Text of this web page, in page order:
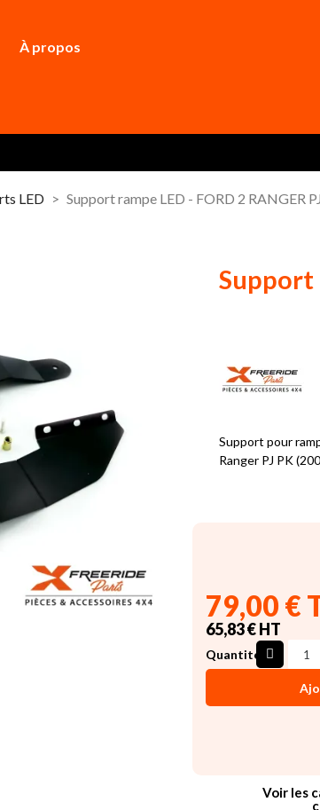
À propos
LED Support rampe LED - FORD 2 RANGER
Support
Support pour
Ranger PJ PK
79,00 €
65,83 € HT
Quantité
Voir les